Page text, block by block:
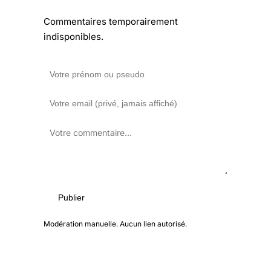
Commentaires temporairement
indisponibles.
Publier
Modération manuelle. Aucun lien autorisé.